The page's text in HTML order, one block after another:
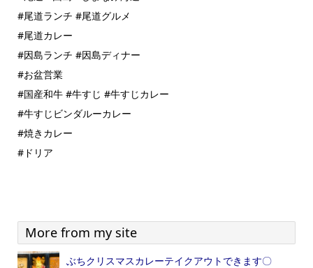
#尾道ランチ #尾道グルメ
#尾道カレー
#因島ランチ #因島ディナー
#お盆営業
#国産和牛 #牛すじ #牛すじカレー
#牛すじビンダルーカレー
#焼きカレー
#ドリア
More from my site
ぶちクリスマスカレーテイクアウトできます〇